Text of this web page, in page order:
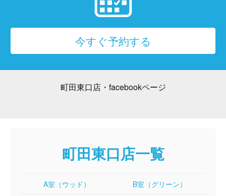
今すぐ予約する
町田東口店・facebookページ
町田東口店一覧
A室（ウッド） B室（グリーン）